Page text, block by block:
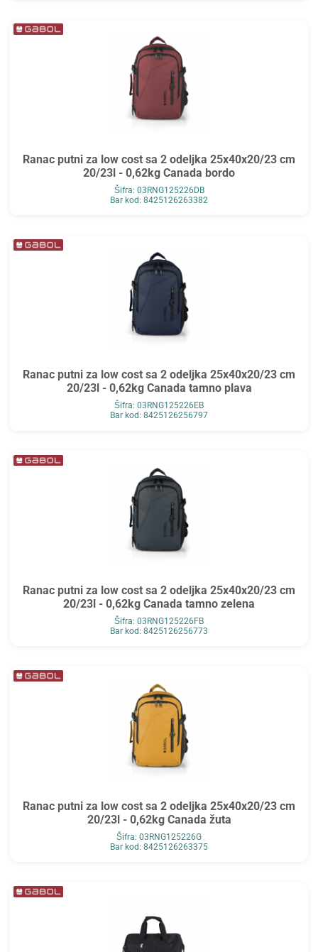
Ranac putni za low cost sa 2 odeljka 25x40x20/23 cm
20/23l - 0,62kg Canada bordo
Šifra: 03RNG125226DB
Bar kod: 8425126263382
Ranac putni za low cost sa 2 odeljka 25x40x20/23 cm
20/23l - 0,62kg Canada tamno plava
Šifra: 03RNG125226EB
Bar kod: 8425126256797
Ranac putni za low cost sa 2 odeljka 25x40x20/23 cm
20/23l - 0,62kg Canada tamno zelena
Šifra: 03RNG125226FB
Bar kod: 8425126256773
Ranac putni za low cost sa 2 odeljka 25x40x20/23 cm
20/23l - 0,62kg Canada žuta
Šifra: 03RNG125226G
Bar kod: 8425126263375